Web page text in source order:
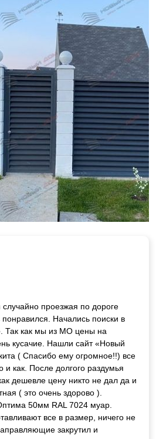
случайно проезжая по дороге
Начались поиски в
Так как мы из МО цены на
кусачие. Нашли сайт «Новый
( Спасибо ему огромное!!) все
и как. После долгого раздумья
дешевле цену никто не дал да и
( это очень здорово ).
50мм RAL 7024 муар.
все в размер, ничего не
закрутил и